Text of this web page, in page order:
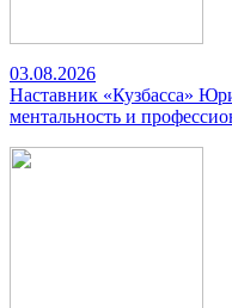
03.08.2026
Наставник «Кузбасса»
ментальность и